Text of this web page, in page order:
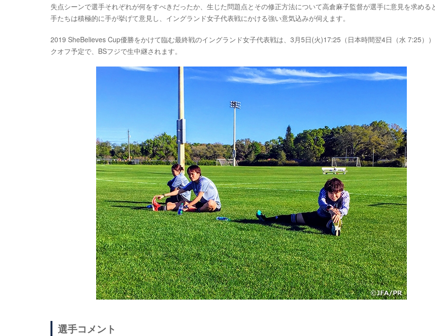
失点シーンで選手それぞれが何をすべきだったか、生じた問題点とその修正方法について高倉麻子監督が選手に意見を求める
手たちは積極的に手が挙げて意見し、イングランド女子代表戦にかける強い意気込みが伺えます。
2019 SheBelieves Cup優勝をかけて臨む最終戦のイングランド女子代表戦は、3月5日(火)17:25（日本時間翌4日（水 7:25）
クオフ予定で、BSフジで生中継されます。
選手コメント